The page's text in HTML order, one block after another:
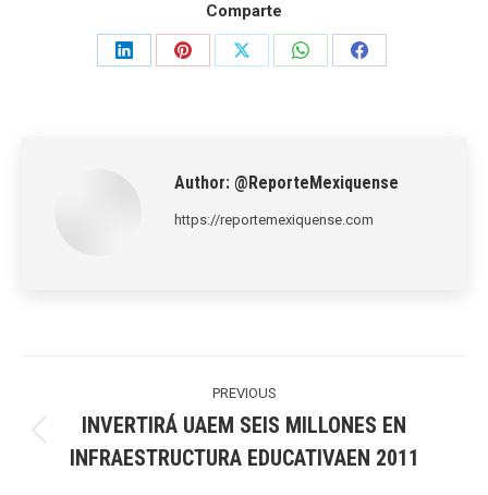
Comparte
Share
Share
Share
Share
Share
Author: @ReporteMexiquense
https://reportemexiquense.com
PREVIOUS
post:
INVERTIRÁ UAEM SEIS MILLONES EN
INFRAESTRUCTURA EDUCATIVAEN 2011